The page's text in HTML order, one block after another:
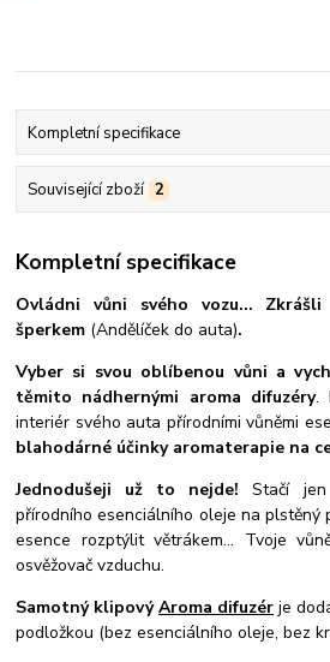
Kompletní specifikace
Související zboží 2
Kompletní specifikace
Ovládni vůni svého vozu...
šperkem (Andělíček do auta).
Vyber si svou oblíbenou vůni a
těmito nádhernými aroma difuzéry.
interiér svého auta přírodními vůněmi
blahodárné účinky aromaterapie na
Jednodušeji už to nejde!Stačí
přírodního esenciálního oleje na plstěný
esence rozptýlit větrákem... Tvoje
osvěžovač vzduchu.
Samotný klipovýAroma difuzér je
podložkou (bez esenciálního oleje, bez